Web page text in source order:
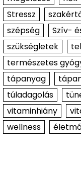
Stressz
szépség
Szív-
szükségletek
természetes
tápanyag
túladagolás
vitaminhiány
wellness